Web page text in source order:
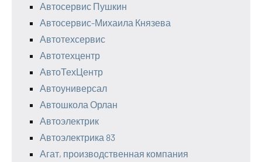
Автосервис Пушкин
Автосервис-Михаила Князева
Автотехсервис
Автотехцентр
АвтоТехЦентр
Автоуниверсал
Автошкола Орлан
Автоэлектрик
Автоэлектрика 83
Агат, производственная компания